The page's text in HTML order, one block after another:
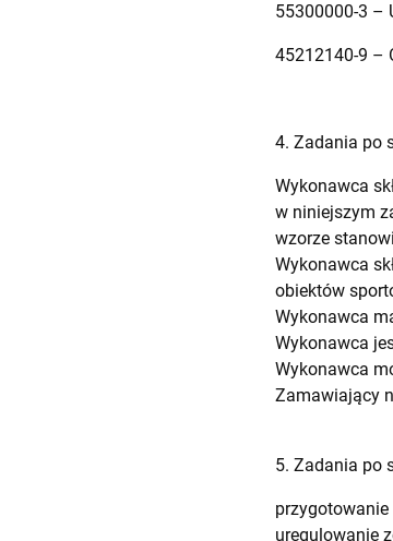
55300000-3 –
45212140-9 –
4. Zadania po
Wykonawca
w niniejszym
wzorze
Wykonawca
obiektów
Wykonawca
Wykonawca
Wykonawca
Zamawiający
5. Zadania po
przygotowanie
uregulowanie